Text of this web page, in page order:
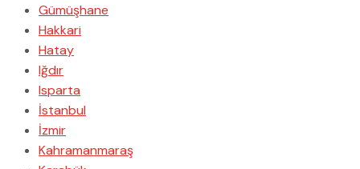
Gümüşhane
Hakkari
Hatay
Iğdır
Isparta
İstanbul
İzmir
Kahramanmaraş